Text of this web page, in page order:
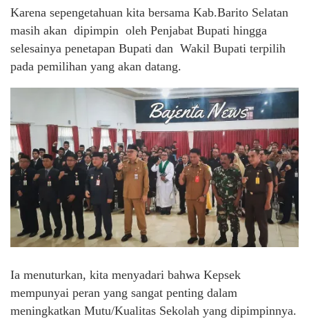
Karena sepengetahuan kita bersama Kab.Barito Selatan
masih akan dipimpin oleh Penjabat Bupati hingga
selesainya penetapan Bupati dan Wakil Bupati terpilih
pada pemilihan yang akan datang.
Ia menuturkan, kita menyadari bahwa Kepsek
mempunyai peran yang sangat penting dalam
meningkatkan Mutu/Kualitas Sekolah yang dipimpinnya.